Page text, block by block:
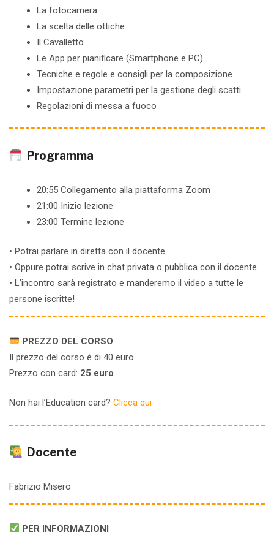
La fotocamera
La scelta delle ottiche
Il Cavalletto
Le App per pianificare (Smartphone e PC)
Tecniche e regole e consigli per la composizione
Impostazione parametri per la gestione degli scatti
Regolazioni di messa a fuoco
Programma
20:55 Collegamento alla piattaforma Zoom
21:00 Inizio lezione
23:00 Termine lezione
• Potrai parlare in diretta con il docente
• Oppure potrai scrive in chat privata o pubblica con il docente.
• L’incontro sarà registrato e manderemo il video a tutte le
persone iscritte!
PREZZO DEL CORSO
Il prezzo del corso è di 40 euro.
Prezzo con card: 25 euro
Non hai l’Education card? Clicca qui
Docente
Fabrizio Misero
PER INFORMAZIONI